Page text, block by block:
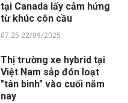
tại Canada lấy cảm hứng
từ khúc côn cầu
07:25 22/09/2025
Thị trường xe hybrid tại
Việt Nam sắp đón loạt
"tân binh" vào cuối năm
nay